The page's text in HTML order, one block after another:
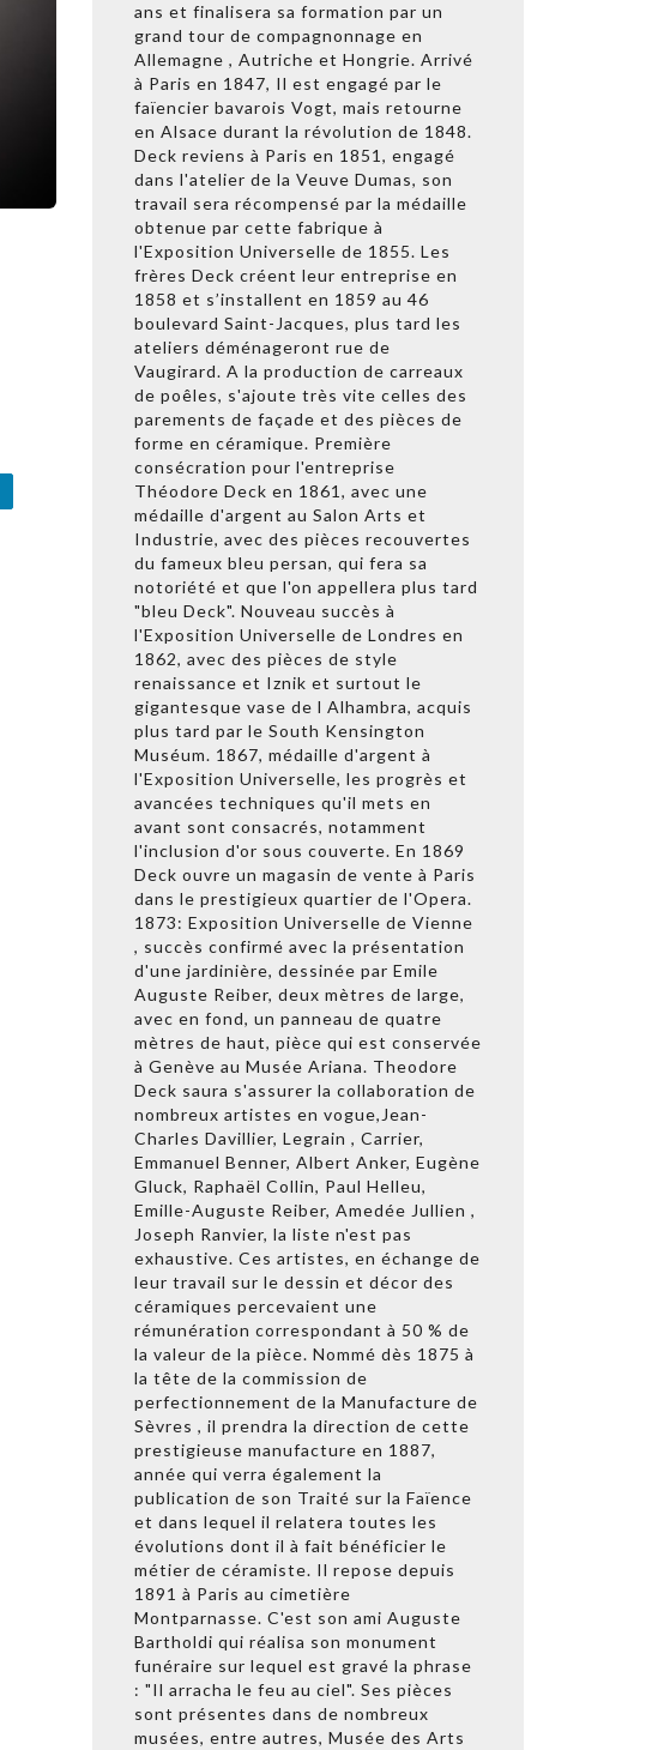
ans et finalisera sa formation par un
grand tour de compagnonnage en
Allemagne , Autriche et Hongrie. Arrivé
à Paris en 1847, Il est engagé par le
faïencier bavarois Vogt, mais retourne
en Alsace durant la révolution de 1848.
Deck reviens à Paris en 1851, engagé
dans l'atelier de la Veuve Dumas, son
travail sera récompensé par la médaille
obtenue par cette fabrique à
l'Exposition Universelle de 1855. Les
frères Deck créent leur entreprise en
1858 et s’installent en 1859 au 46
boulevard Saint-Jacques, plus tard les
ateliers déménageront rue de
Vaugirard. A la production de carreaux
de poêles, s'ajoute très vite celles des
parements de façade et des pièces de
forme en céramique. Première
consécration pour l'entreprise
Théodore Deck en 1861, avec une
médaille d'argent au Salon Arts et
Industrie, avec des pièces recouvertes
du fameux bleu persan, qui fera sa
notoriété et que l'on appellera plus tard
"bleu Deck". Nouveau succès à
l'Exposition Universelle de Londres en
1862, avec des pièces de style
renaissance et Iznik et surtout le
gigantesque vase de l Alhambra, acquis
plus tard par le South Kensington
Muséum. 1867, médaille d'argent à
l'Exposition Universelle, les progrès et
avancées techniques qu'il mets en
avant sont consacrés, notamment
l'inclusion d'or sous couverte. En 1869
Deck ouvre un magasin de vente à Paris
dans le prestigieux quartier de l'Opera.
1873: Exposition Universelle de Vienne
, succès confirmé avec la présentation
d'une jardinière, dessinée par Emile
Auguste Reiber, deux mètres de large,
avec en fond, un panneau de quatre
mètres de haut, pièce qui est conservée
à Genève au Musée Ariana. Theodore
Deck saura s'assurer la collaboration de
nombreux artistes en vogue,Jean-
Charles Davillier, Legrain , Carrier,
Emmanuel Benner, Albert Anker, Eugène
Gluck, Raphaël Collin, Paul Helleu,
Emille-Auguste Reiber, Amedée Jullien ,
Joseph Ranvier, la liste n'est pas
exhaustive. Ces artistes, en échange de
leur travail sur le dessin et décor des
céramiques percevaient une
rémunération correspondant à 50 % de
la valeur de la pièce. Nommé dès 1875 à
la tête de la commission de
perfectionnement de la Manufacture de
Sèvres , il prendra la direction de cette
prestigieuse manufacture en 1887,
année qui verra également la
publication de son Traité sur la Faïence
et dans lequel il relatera toutes les
évolutions dont il à fait bénéficier le
métier de céramiste. Il repose depuis
1891 à Paris au cimetière
Montparnasse. C'est son ami Auguste
Bartholdi qui réalisa son monument
funéraire sur lequel est gravé la phrase
: "Il arracha le feu au ciel". Ses pièces
sont présentes dans de nombreux
musées, entre autres, Musée des Arts